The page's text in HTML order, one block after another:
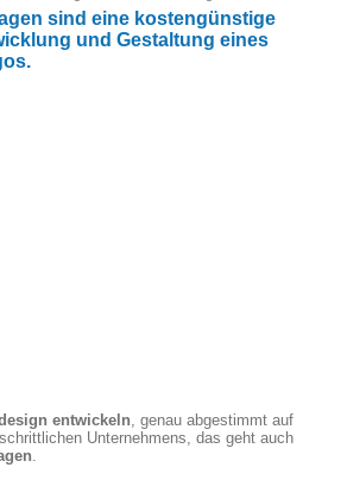
sind eine kostengünstige
und Gestaltung eines
entwickeln, genau abgestimmt auf
Unternehmens, das geht auch
.